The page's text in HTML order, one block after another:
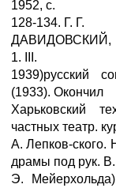
1952, с.
128-134. Г. Г.
ДАВИДОВСКИЙ,
1. III.
1939)русский
(1933). Окончил
Харьковский
частных театр.
А. Лепков-ского.
драмы под рук. В.
Э.